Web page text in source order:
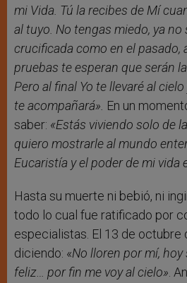
mi Vida. Tú la recibes de Mí
al tuyo. No tengas miedo, ya no
crucificada como en el pasado,
pruebas te esperan que serán
Pero al final Yo te llevaré al
te acompañará». En un
saber: «Estás viviendo solo de
quiero mostrarle al mundo
Eucaristía y el poder de mi vida
Hasta su muerte ni bebió, ni
todo lo cual fue ratificado por
especialistas. El 13 de octubre
diciendo: «No lloren por mí,
feliz… por fin me voy al cielo».